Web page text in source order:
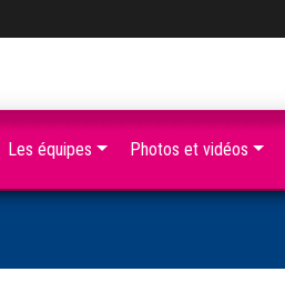
Les équipes Photos et vidéos